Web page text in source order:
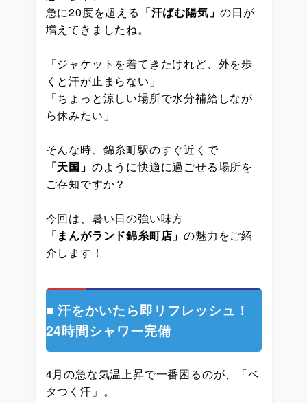
急に20度を超える 「汗ばむ陽気」の日が
増えてきましたね。
「ジャケットを着てきたけれど、外を歩
くと汗が止まらない」
「ちょっと涼しい場所で水分補給しなが
ら休みたい」
そんな時、錦糸町駅のすぐ近くで
「天国」 のように快適に過ごせる場所を
ご存知ですか？
今回は、暑い日の強い味方
「まんがランド錦糸町店」の魅力をご紹
介します！
■ 汗をかいたら即リフレッシュ！
24時間シャワー完備
4月の急な気温上昇で一番困るのが、「ベ
タつく汗」。